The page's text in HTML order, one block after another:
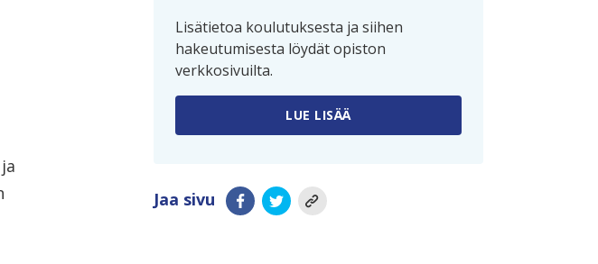
Lisätietoa koulutuksesta ja siihen
hakeutumisesta löydät opiston
verkkosivuilta.
LUE LISÄÄ
Jaa sivu